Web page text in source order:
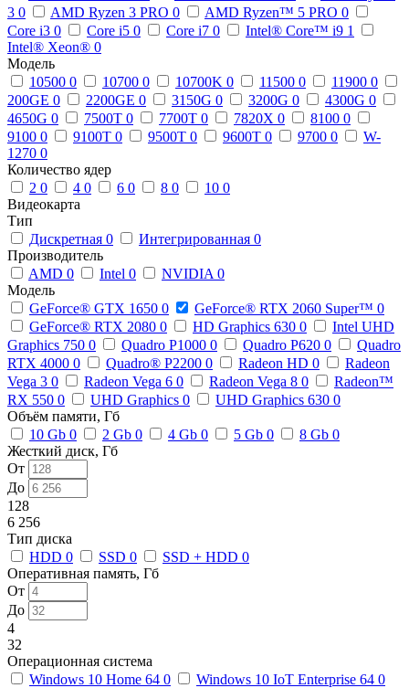
3 0 AMD Ryzen 3 PRO 0 AMD Ryzen™ 5 PRO 0
Core i3 0 Core i5 0 Core i7 0 Intel® Core™ i9 1
Intel® Xeon® 0
Модель
10500 0 10700 0 10700K 0 11500 0 11900 0
200GE 0 2200GE 0 3150G 0 3200G 0 4300G 0
4650G 0 7500T 0 7700T 0 7820X 0 8100 0
9100 0 9100T 0 9500T 0 9600T 0 9700 0
W-
1270 0
Количество ядер
2 0 4 0 6 0 8 0 10 0
Видеокарта
Тип
Дискретная 0 Интегрированная 0
Производитель
AMD 0 Intel 0 NVIDIA 0
Модель
GeForce® GTX 1650 0 GeForce® RTX 2060 Super™ 0
GeForce® RTX 2080 0 HD Graphics 630 0
Intel UHD
Graphics 750 0 Quadro P1000 0 Quadro P620 0
Quadro
RTX 4000 0 Quadro® P2200 0 Radeon HD 0
Radeon
Vega 3 0 Radeon Vega 6 0 Radeon Vega 8 0
Radeon™
RX 550 0 UHD Graphics 0 UHD Graphics 630 0
Объём памяти, Гб
10 Gb 0 2 Gb 0 4 Gb 0 5 Gb 0 8 Gb 0
Жесткий диск, Гб
От
До
128
6 256
Тип диска
HDD 0 SSD 0 SSD + HDD 0
Оперативная память, Гб
От
До
4
32
Операционная система
Windows 10 Home 64 0 Windows 10 IoT Enterprise 64 0